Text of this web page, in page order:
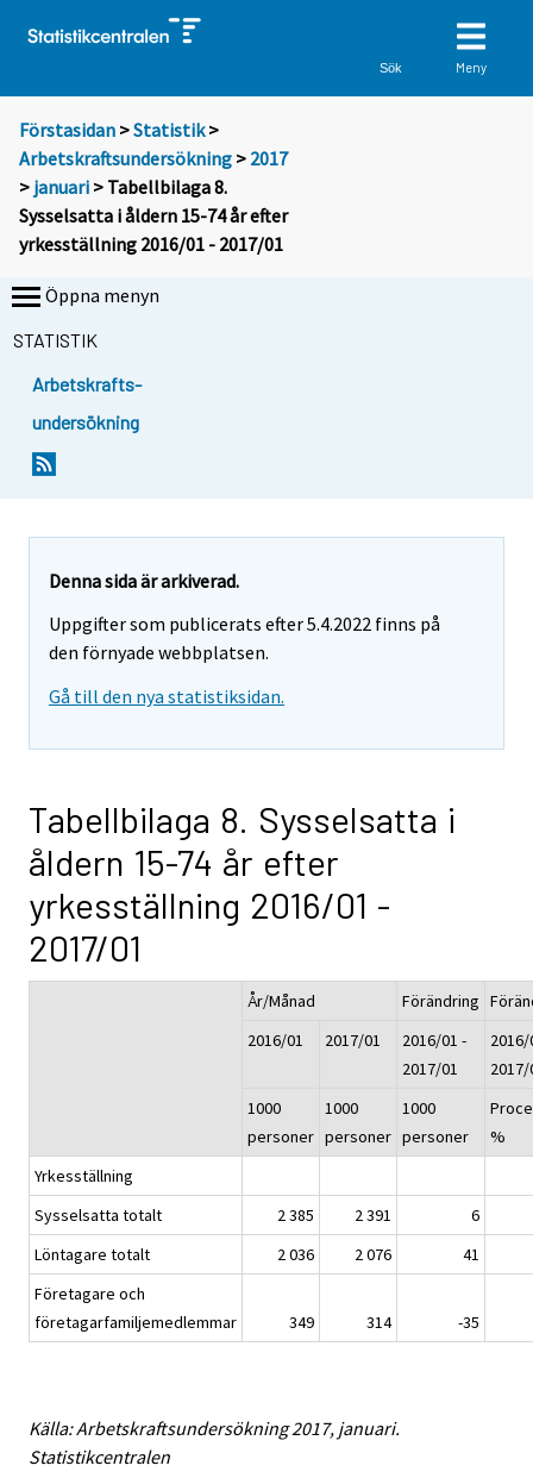
Sök Meny
Förstasidan >Statistik >
Arbetskraftsundersökning > 2017
> januari > Tabellbilaga 8.
Sysselsatta i åldern 15-74 år efter
yrkesställning 2016/01 - 2017/01
Öppna menyn
STATISTIK
Arbetskrafts-
undersökning
Denna sida är arkiverad.
Uppgifter som publicerats efter 5.4.2022 finns på
den förnyade webbplatsen.
Gå till den nya statistiksidan.
Tabellbilaga 8. Sysselsatta i
åldern 15-74 år efter
yrkesställning 2016/01 -
2017/01
År/Månad Förändring
2016/01
2017/01
2016/01 -
2017/01
2016/
2017/
1000
personer
1000
personer
1000
personer
%
Yrkesställning
Sysselsatta totalt
2 385 2 391
6
Löntagare totalt
2 036 2 076
41
Företagare och
företagarfamiljemedlemmar
349 314 -35
Källa: Arbetskraftsundersökning 2017, januari.
Statistikcentralen